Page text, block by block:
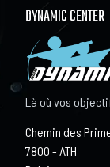
DYNAMIC CENTER
Là où vos
Chemin des
7800 - ATH